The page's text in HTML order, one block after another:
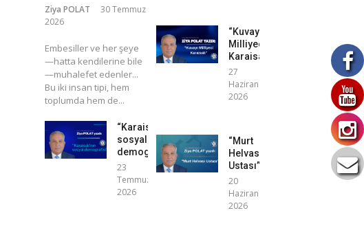
Ziya POLAT
30 Temmuz
2026
​Embesiller ve her şeye
—hatta kendilerine bile
—muhalefet edenler...
Bu iki insan tipi, hem
toplumda hem de...
“Karaisalı’nın
sosyal
demografisi”
23
Temmuz
2026
“Kuvayı
Milliyeci
Karaisalı”
27
Haziran
2026
“Murt
Helvası
Ustası”
20
Haziran
2026